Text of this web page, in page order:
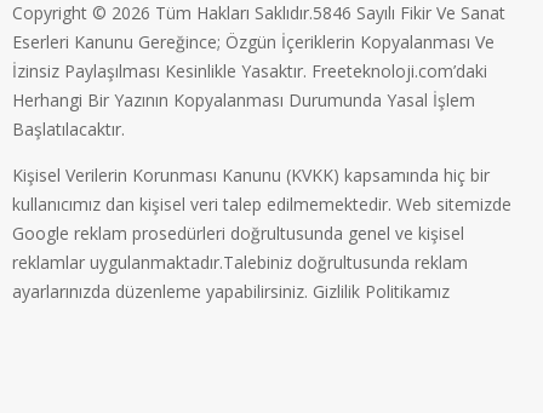
Copyright © 2026 Tüm Hakları Saklıdır.5846 Sayılı Fikir Ve Sanat
Eserleri Kanunu Gereğince; Özgün İçeriklerin Kopyalanması Ve
İzinsiz Paylaşılması Kesinlikle Yasaktır. Freeteknoloji.com’daki
Herhangi Bir Yazının Kopyalanması Durumunda Yasal İşlem
Başlatılacaktır.
Kişisel Verilerin Korunması Kanunu (KVKK) kapsamında hiç bir
kullanıcımız dan kişisel veri talep edilmemektedir. Web sitemizde
Google reklam prosedürleri doğrultusunda genel ve kişisel
reklamlar uygulanmaktadır.Talebiniz doğrultusunda reklam
ayarlarınızda düzenleme yapabilirsiniz. Gizlilik Politikamız